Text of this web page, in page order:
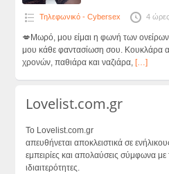
Τηλεφωνικό - Cybersex 4
💋Μωρό, μου είμαι η φωνή των ονείρων
μου κάθε φαντασίωση σου. Κουκλάρα
χρονών, παθιάρα και ναζιάρα, […]
Lovelist.com.gr
Το Lovelist.com.gr
απευθήνεται αποκλειστικά σε
εμπειρίες και απολαύσεις σύμφωνα
ιδιαιτερότητες.